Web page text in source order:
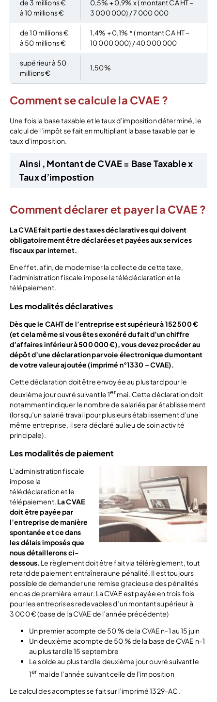
de 3 millions €
à 10 millions €
0,5% + 0,9% x ( montant CA HT –
3 000 000) / 7 000 000
de 10 millions €
à 50 millions €
1,4% + 0,1% * ( montant CA HT –
10 000 000) / 40 000 000
supérieur à 50
millions €
1,50%
Comment se calcule la CVAE ?
Une fois la base taxable et le taux d’imposition déterminé, le
calcul de l’impôt se fait en multipliant la base taxable par le
taux d’imposition.
Ainsi , Montant de CVAE = Base Taxable x
Taux d’impostion
Comment déclarer et payer la CVAE ?
La CVAE fait partie des taxes déclaratives qui doivent
obligatoirement être déclarées et payées aux services
fiscaux par internet.
En effet, afin, de moderniser la collecte de cette taxe,
l’administration fiscale impose la télédéclaration et le
télépaiement.
Les modalités déclaratives
Dès que le CAHT de l’entreprise est supérieur à 152 500 €
(et cela même si vous êtes exonéré du fait d’un chiffre
d’affaires inférieur à 500 000 €), vous devez procéder au
dépôt d’une déclaration par voie électronique du montant
de votre valeur ajoutée (imprimé n°1330 – CVAE).
Cette déclaration doit être envoyée au plus tard pour le
deuxième jour ouvré suivant le 1ermai. Cette déclaration doit
notamment indiquer le nombre de salariés par établissement
(lorsqu’un salarié travail pour plusieurs établissement d’une
même entreprise, il sera déclaré au lieu de soin activité
principale).
Les modalités de paiement
L’administration fiscale
impose la
télédéclaration et le
télépaiement. La CVAE
doit être payée par
l’entreprise de manière
spontanée et ce dans
les délais imposés que
nous détaillerons ci-
dessous. Le règlement doit être fait via télérèglement, tout
retard de paiement entraînera une pénalité. Il est toujours
possible de demander une remise gracieuse des pénalités
en cas de première erreur. La CVAE est payée en trois fois
pour les entreprises redevables d’un montant supérieur à
3 000 € (base de la CVAE de l’année précédente)
Un premier acompte de 50 % de la CVAE n-1 au 15 juin
Un deuxième acompte de 50 % de la base de CVAE n-1
au plus tard le 15 septembre
Le solde au plus tard le deuxième jour ouvré suivant le
1er mai de l’année suivant celle de l’imposition
Le calcul des acomptes se fait sur l’imprimé 1329-AC .